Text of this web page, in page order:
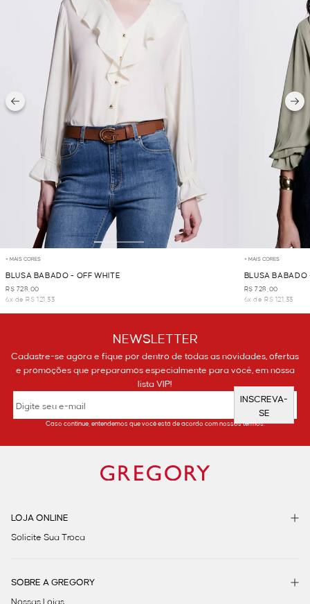
+ MAIS CORES
BLUSA BABADO - OFF WHITE
R$ 728,00
6x de R$ 121,33
+ MAIS CORES
BLUSA BABADO
R$ 728,00
6x de R$ 121,33
NEWSLETTER
Cadastre-se agora e fique por dentro de todas as novidades, ofertas
e promoções que preparamos especialmente para você, em nossa
lista VIP!
INSCREVA-
SE
Caso continue, entendemos que você está de acordo com nossos termos.
LOJA ONLINE
Solicite Sua Troca
SOBRE A GREGORY